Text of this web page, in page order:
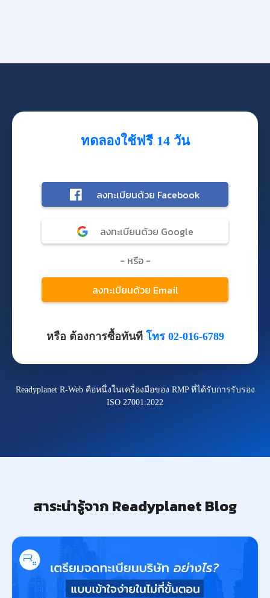
ทดลองใช้ฟรี 14 วัน
หรือ ต้องการซื้อทันที โทร 02-016-6789
Readyplanet R-Web คือหนึ่งในเครื่องมือของ RMP ที่ได้รับการรับรอง
ISO 27001:2022
สาระน่ารู้จาก Readyplanet Blog